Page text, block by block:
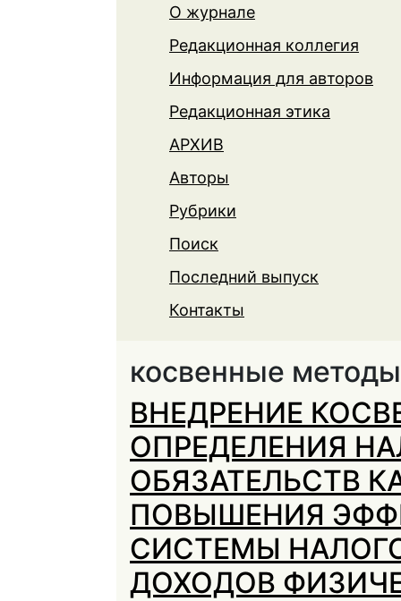
О журнале
Редакционная коллегия
Информация для авторов
Редакционная этика
АРХИВ
Авторы
Рубрики
Поиск
Последний выпуск
Контакты
косвенные
ВНЕДРЕНИЕ
ОПРЕДЕЛЕНИЯ
ОБЯЗАТЕЛЬСТВ
ПОВЫШЕНИЯ
СИСТЕМЫ
ДОХОДОВ